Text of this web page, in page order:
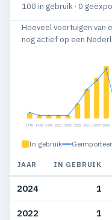
100 in gebruik · 0
Hoeveel voertuigen van
nog actief op een
1995 1998 1999 2001 2002 2005 2006 2007 2008
In gebruik
JAAR IN GEBRUIK
2024 1
2022 1